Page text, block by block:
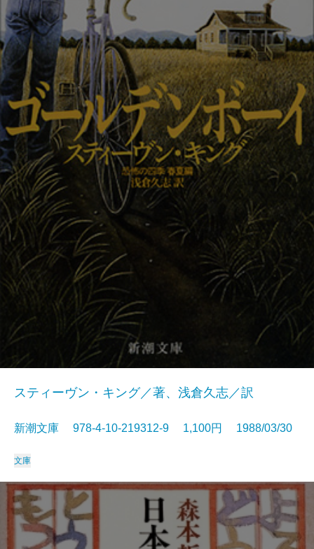
スティーヴン・キング／著、浅倉久志／訳
新潮文庫 978-4-10-219312-9 1,100円 1988/03/30
文庫